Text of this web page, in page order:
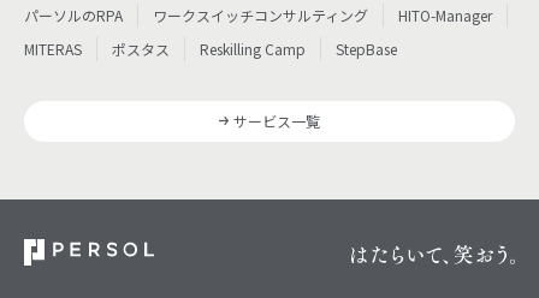
パーソルのRPA
ワークスイッチコンサルティング
HITO-Manager
MITERAS
ポスタス Reskilling Camp StepBase
サービス一覧